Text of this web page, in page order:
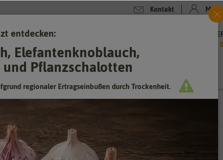
Kontakt Mein
Orangemeer
entdecken:
Elefantenknoblauch,
Pflanzschalotten
regionaler Ertragseinbußen durch Trockenheit.